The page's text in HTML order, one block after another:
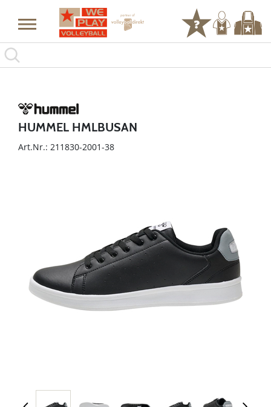
HUMMEL HMLBUSAN
Art.Nr.: 211830-2001-38